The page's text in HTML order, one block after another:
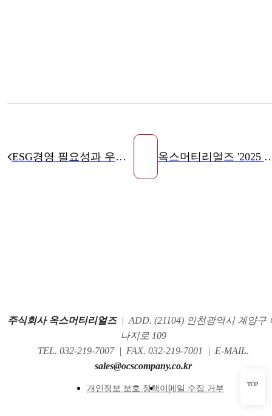
ESG경영 필요성과 우수 실천사례 옥스머티리얼즈 '2025 베
TOP
주식회사 옥스머티리얼즈 | ADD. (21104) 인천광역시 계양구
나지로 109
TEL. 032-219-7007
| FAX. 032-219-7001 | E-MAIL.
sales@ocscompany.co.kr
개인정보 보호 정책 이메일 수집 거부